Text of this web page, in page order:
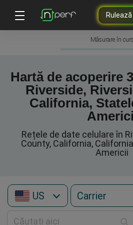
Măsurare în curs
Hartă de acoperire
Riverside,
California,
Rețele de date celulare în
County, California,
Americii
US